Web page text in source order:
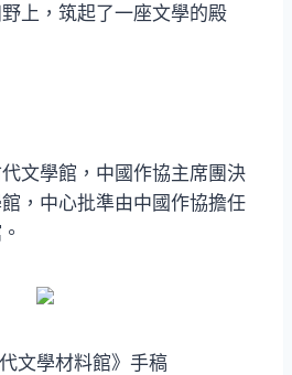
上，筑起了一座文學的殿
文學館，中國作協主席團決
，中心批準由中國作協擔任
文學材料館》手稿